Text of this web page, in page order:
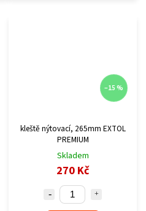
–15 %
kleště nýtovací, 265mm EXTOL
PREMIUM
Skladem
270 Kč